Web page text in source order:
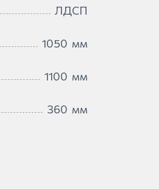
ЛДСП
1050 мм
1100 мм
360 мм